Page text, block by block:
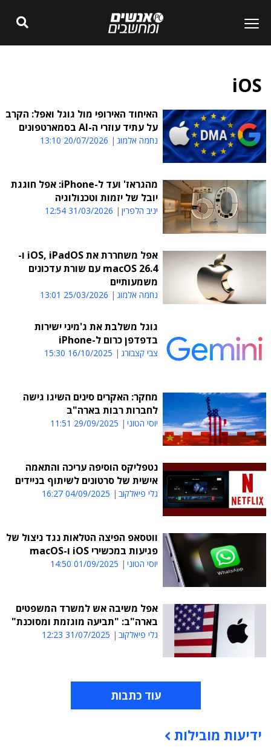
iOS
האיחוד האירופי מול גוגל ואפל: הקרב
על עתיד עוזרי ה-AI בסמארטפונים
נחמה אלמוג 20/07/2026 13:10
מהגראז' ועד ל-iPhone: אפל חוגגת
יובל של יזמות וטכנולוגיה
יניב הלפרין 31/03/2026 12:54
אפל משחררת את iOS, iPadOS ו-
macOS 26.4 עם שורת עדכונים
משמעותיים
נחמה אלמוג 25/03/2026 13:01
גוגל משלבת את ג'מיני ישירות
בדפדפן כרום ל-iPhone
צבי קצבורג 16/10/2025 15:30
מחקר: האקרים סינים השיגו גישה
לחברות רבות בארה"ב
יוסי הטוני 29/09/2025 11:51
נטפליקס הוסיפה עריכה והתאמה
אישית של סרטונים לשיתוף בניידים
גלי פיאלקוב 04/09/2025 16:27
ווטסאפ הפיצה הטלאות נגד ניצול של
פגיעות במכשירי iOS ו-macOS
יוסי הטוני 01/09/2025 14:50
אפל משיבה אש למשרד המשפטים
בארה"ב: "תביעה מוגזמת ומסוכנת"
גלי פיאלקוב 31/07/2025 12:23
עוד כתבות
תוכן פרסומי
ידיעות מובילות